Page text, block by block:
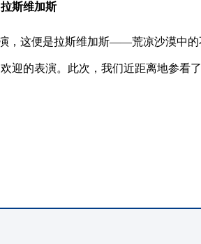
拉斯维加斯
，这便是拉斯维加斯——荒凉沙漠中的
迎的表演。此次，我们近距离地参看